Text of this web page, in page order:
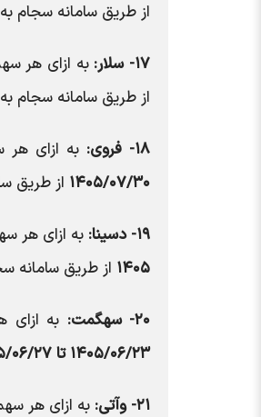
از طریق سامانه سجام
۱۷- سلار: به ازای هر
از طریق سامانه سجام
۱۸- فروی: به ازای
۱۴۰۵/۰۷/۳۰ از طریق
۱۹- دسینا: به ازای هر
۱۴۰۵ از طریق سامانه
۲۰- سهگمت: به ازای
۱۴۰۵/۰۶/۲۳ تا ۱۴۰۵/۰۶/۲۷
۲۱- وآتی: به ازای هر